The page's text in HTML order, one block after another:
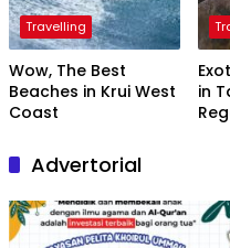
Travelling
Wow, The Best
Beaches in Krui West
Coast
in
Advertorial